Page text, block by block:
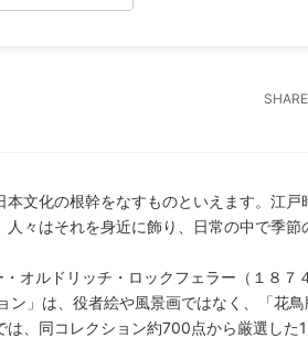
SHARE
文化の根幹をなすものといえます。江戸
々はそれを身近に飾り、日常の中で季節
オルドリッチ・ロックフェラー（１８７
」は、役者絵や風景画ではなく、「花
、同コレクション約700点から厳選した